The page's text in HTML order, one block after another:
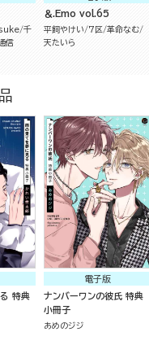
千
信
＆.Emo vol.65
平飼やけい 7区 革命なむ
天たいら
特典
電子版
ナンバーワンの彼氏 特典
小冊子
あめのジジ